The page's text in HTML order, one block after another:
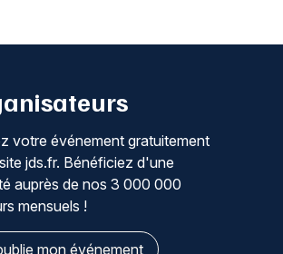
votre événement gratuitement
jds.fr. Bénéficiez d'une
auprès de nos 3 000 000
mensuels !
mon événement